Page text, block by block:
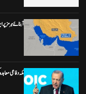
آبنائے ہرمز
مکہ دفاعی